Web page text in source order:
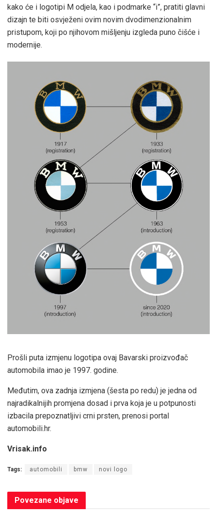
kako će i logotipi M odjela, kao i podmarke “i”, pratiti glavni
dizajn te biti osvježeni ovim novim dvodimenzionalnim
pristupom, koji po njihovom mišljenju izgleda puno čišće i
modernije.
Prošli puta izmjenu logotipa ovaj Bavarski proizvođač
automobila imao je 1997. godine.
Međutim, ova zadnja izmjena (šesta po redu) je jedna od
najradikalnijih promjena dosad i prva koja je u potpunosti
izbacila prepoznatljivi crni prsten, prenosi portal
automobili.hr.
Vrisak.info
Tags: automobili bmw novi logo
Povezane objave